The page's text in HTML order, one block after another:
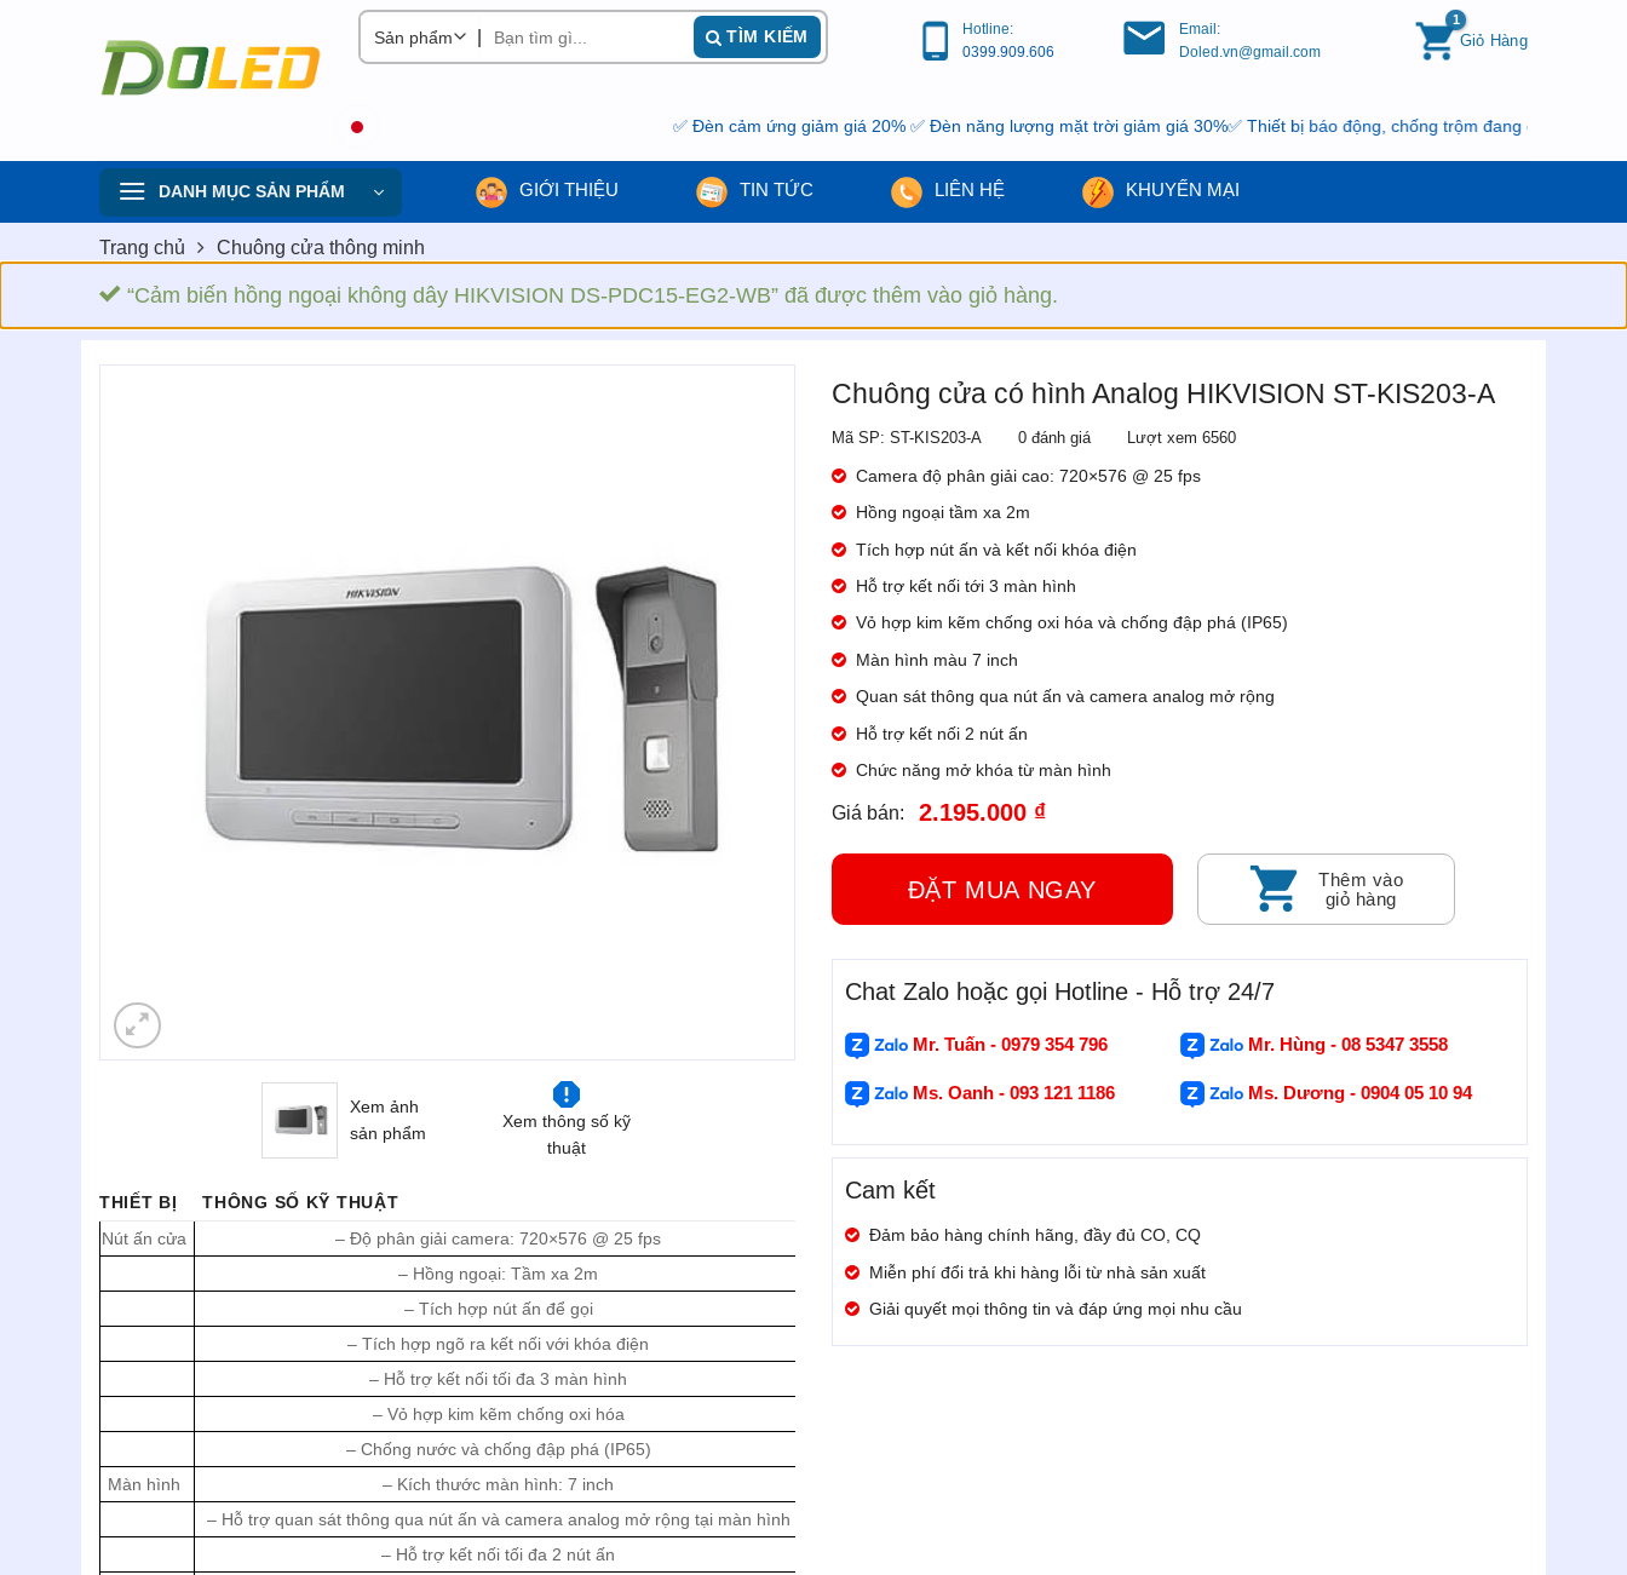
TÌM KIẾM
Hotline:
0399.909.606
Email:
Doled.vn@gmail.com
Giỏ Hàng
✅ Đèn cảm ứng giảm giá 20% ✅ Đèn năng lượng mặt trời giảm giá 30%✅ Thiết bị báo động, chống trộm đang có khuyến mại,
DANH MỤC SẢN PHẨM GIỚI THIỆU TIN TỨC LIÊN HỆ KHUYẾN MẠI
Trang chủ Chuông cửa thông minh
“Cảm biến hồng ngoại không dây HIKVISION DS-PDC15-EG2-WB” đã được thêm vào giỏ hàng.
Xem ảnh
sản phẩm
Xem thông số kỹ
thuật
THIẾT BỊ
THÔNG SỐ KỸ THUẬT
Nút ấn cửa
– Độ phân giải camera: 720×576 @ 25 fps
– Hồng ngoại: Tầm xa 2m
– Tích hợp nút ấn để gọi
– Tích hợp ngõ ra kết nối với khóa điện
– Hỗ trợ kết nối tối đa 3 màn hình
– Vỏ hợp kim kẽm chống oxi hóa
– Chống nước và chống đập phá (IP65)
Màn hình
– Kích thước màn hình: 7 inch
– Hỗ trợ quan sát thông qua nút ấn và camera analog mở rộng tại màn hình
– Hỗ trợ kết nối tối đa 2 nút ấn
Chuông cửa có hình Analog HIKVISION ST-KIS203-A
Mã SP: ST-KIS203-A 0 đánh giá Lượt xem 6560
Camera độ phân giải cao: 720×576 @ 25 fps
Hồng ngoại tầm xa 2m
Tích hợp nút ấn và kết nối khóa điện
Hỗ trợ kết nối tới 3 màn hình
Vỏ hợp kim kẽm chống oxi hóa và chống đập phá (IP65)
Màn hình màu 7 inch
Quan sát thông qua nút ấn và camera analog mở rộng
Hỗ trợ kết nối 2 nút ấn
Chức năng mở khóa từ màn hình
Giá bán: 2.195.000 ₫
ĐẶT MUA NGAY
Thêm vào
giỏ hàng
Chat Zalo hoặc gọi Hotline - Hỗ trợ 24/7
Mr. Tuấn - 0979 354 796 Mr. Hùng - 08 5347 3558
Ms. Oanh - 093 121 1186 Ms. Dương - 0904 05 10 94
Cam kết
Đảm bảo hàng chính hãng, đầy đủ CO, CQ
Miễn phí đổi trả khi hàng lỗi từ nhà sản xuất
Giải quyết mọi thông tin và đáp ứng mọi nhu cầu